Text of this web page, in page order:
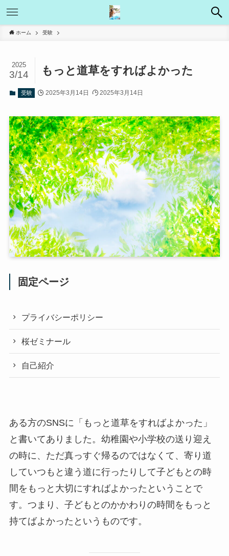
ホーム 受験
もっと道草をすればよかった
2025
3/14
受験 2025年3月14日 2025年3月14日
固定ページ
プライバシーポリシー
桜ゼミナール
自己紹介
ある方のSNSに「もっと道草をすればよかった」
と書いてありました。幼稚園や小学校の送り迎え
の時に、ただ真っすぐ帰るのではなくて、寄り道
していつもと違う道に行ったりして子どもとの時
間をもっと大切にすればよかったということで
す。つまり、子どもとのかかわりの時間をもっと
持てばよかったというものです。